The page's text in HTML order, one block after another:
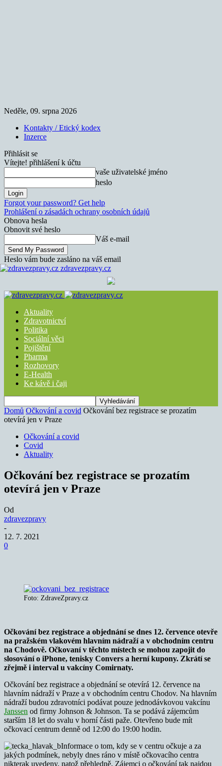
Neděle, 09. srpna 2026
Kontakty / Etický kodex
Inzerce
Přihlásit se
Vítejte! přihlášení k účtu
vaše uživatelské jméno
heslo
Forgot your password? Get help
Prohlášení o zásadách ochrany osobních údajů
Obnova hesla
Obnovit své heslo
Váš e-mail
Heslo vám bude zasláno na váš email
zdravezpravy.cz
Aktuality
Zdravotnictví
Politika
Sociální věci
Pojištění
Pharma
Rozhovory
E-Health
Ke kávě i čaji
Domů Očkování a covid Očkování bez registrace se prozatím
otevírá jen v Praze
Očkování a covid
Covid
Aktuality
Očkování bez registrace se prozatím
otevírá jen v Praze
Od
zdravezpravy
-
12. 7. 2021
0
Foto: ZdraveZpravy.cz
Očkování bez registrace a objednání se dnes 12. července otevře
na pražském vlakovém hlavním nádraží a v obchodním centru
na Chodově. Očkovaní v těchto místech se mohou zapojit do
slosování o iPhone, tenisky Convers a herní kupony. Zkrátí se
zřejmě i interval u vakcíny Comirnaty.
Očkování bez registrace a objednání se otevírá 12. července na
hlavním nádraží v Praze a v obchodním centru Chodov. Na hlavním
nádraží budou zdravotníci podávat pouze jednodávkovou vakcínu
Janssen od firmy Johnson & Johnson. Ta se podává zájemcům
starším 18 let do svalu v horní části paže. Otevřeno bude mít
očkovací centrum denně od 12:00 do 19:00 hodin.
Informace o tom, kdy se v centru očkuje a za
jakých podmínek, nebyly dnes ráno v místě očkovacího centra
nikterak uvedeny, natož přehledně. Zájemci o očkování tak najdou